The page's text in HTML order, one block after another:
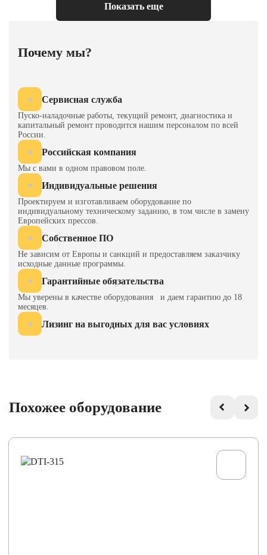
отверстие ручки штампа, mm φ65
Давление воздуха, kg/cm2
Габариты, mm 2950×2060×4600
Показать еще
Почему мы?
Сервисная служба
Пуско-наладочные работы, текущий ремонт, диагностика и
капитальный ремонт проводится нашим персоналом по всей
России.
Российская компания
Мы с вами в одном правовом поле.
Индивидуальные решения
Проектируем и изготавливаем оборудование по
индивидуальному техническому заданию, в том числе в замену
Европейских прессов.
Собственное ПО
Не зависим от Европы и санкций и предоставляем заказчику
исходные данные программы.
Гарантийные обязательства
Мы уверены в качестве оборудования и даем гарантию до 18
месяцев.
Лизинг на выгодных для вас условиях
Похожее оборудование